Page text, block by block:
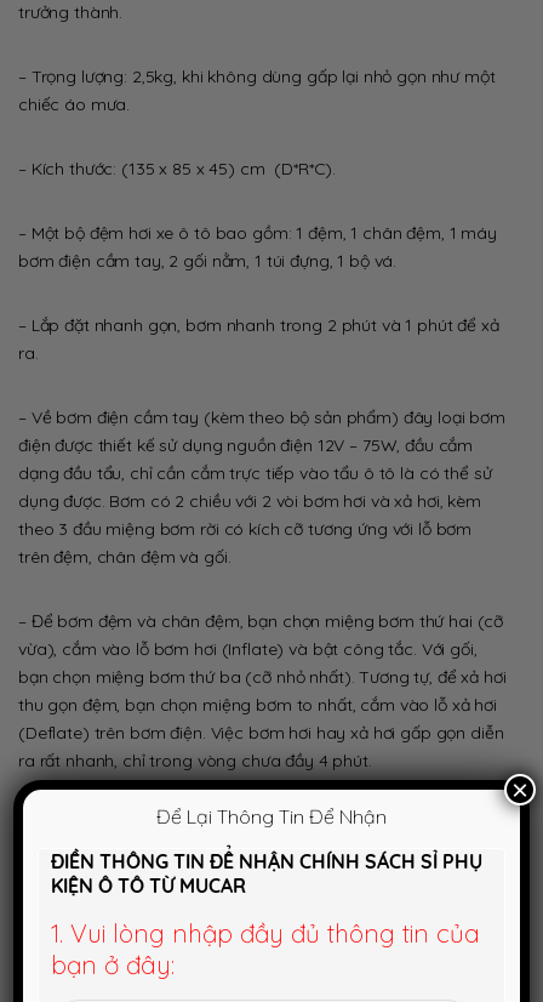
trưởng thành.
– Trọng lượng: 2,5kg, khi không dùng gấp lại nhỏ gọn như một
chiếc áo mưa.
– Kích thước: (135 x 85 x 45) cm (D*R*C).
– Một bộ đệm hơi xe ô tô bao gồm: 1 đệm, 1 chân đệm, 1 máy
bơm điện cầm tay, 2 gối nằm, 1 túi đựng, 1 bộ vá.
– Lắp đặt nhanh gọn, bơm nhanh trong 2 phút và 1 phút để xả
ra.
– Về bơm điện cầm tay (kèm theo bộ sản phẩm) đây loại bơm
điện được thiết kế sử dụng nguồn điện 12V – 75W, đầu cắm
dạng đầu tẩu, chỉ cần cắm trực tiếp vào tẩu ô tô là có thể sử
dụng được. Bơm có 2 chiều với 2 vòi bơm hơi và xả hơi, kèm
theo 3 đầu miệng bơm rời có kích cỡ tương ứng với lỗ bơm
trên đệm, chân đệm và gối.
– Để bơm đệm và chân đệm, bạn chọn miệng bơm thứ hai (cỡ
vừa), cắm vào lỗ bơm hơi (Inflate) và bật công tắc. Với gối,
bạn chọn miệng bơm thứ ba (cỡ nhỏ nhất). Tương tự, để xả hơi
thu gọn đệm, bạn chọn miệng bơm to nhất, cắm vào lỗ xả hơi
(Deflate) trên bơm điện. Việc bơm hơi hay xả hơi gấp gọn diễn
ra rất nhanh, chỉ trong vòng chưa đầy 4 phút.
4. Các dòng xe phù hợp
Đệm hơi ô tô 4-5-7 chỗ được nhà sản xuất tính toán và thiết kế
theo đúng “chuẩn” khoảng cách và độ cao trung bình của ghế
sau xe ô tô 4 chỗ, 5 chỗ và 7 chỗ, dùng được cho các dòng xe
SEDAN, SUV, CUV, HATCHBACK
Để Lại Thông Tin Để Nhận
ĐIỀN THÔNG TIN ĐỂ NHẬN CHÍNH SÁCH SỈ PHỤ
KIỆN Ô TÔ TỪ MUCAR
1. Vui lòng nhập đầy đủ thông tin của
bạn ở đây:
×